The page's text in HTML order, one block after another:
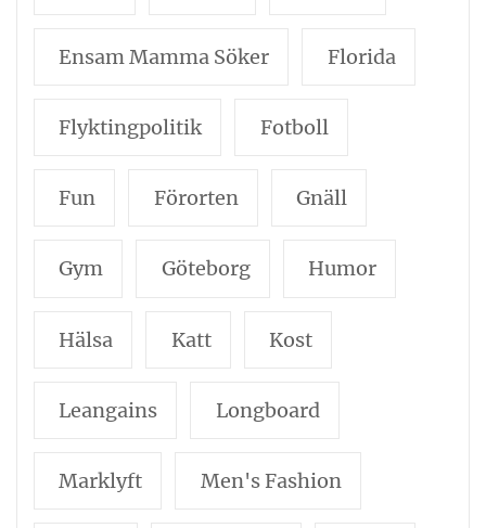
Ensam Mamma Söker Florida
Flyktingpolitik Fotboll
Fun Förorten Gnäll
Gym Göteborg Humor
Hälsa Katt Kost
Leangains Longboard
Marklyft Men's Fashion